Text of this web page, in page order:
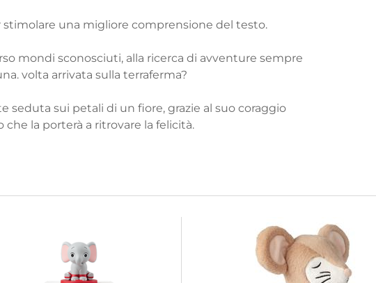
una migliore comprensione del testo.
mondi sconosciuti, alla ricerca di avventure sempre
volta arrivata sulla terraferma?
seduta sui petali di un fiore, grazie al suo coraggio
la porterà a ritrovare la felicità.